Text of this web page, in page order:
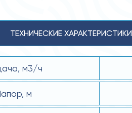
ТЕХНИЧЕСКИЕ ХАРАКТЕРИСТИКИ
м3/ч
м